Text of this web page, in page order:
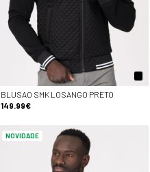
BLUSAO SMK LOSANGO PRETO
149.99€
NOVIDADE